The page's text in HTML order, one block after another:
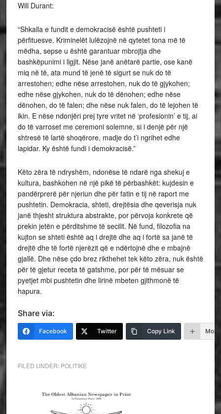
Will Durant:
“Shkalla e fundit e demokracisë është pushteti i
përfituesve. Kriminelët lulëzojnë në qytetet tona më të
mëdha, sepse u është garantuar mbrojtja dhe
bashkëpunimi i ligjit. Nëse janë anëtarë partie, ose kanë
miq në të, ata mund të jenë të sigurt se nuk do të
arrestohen; edhe nëse arrestohen, nuk do të gjykohen;
edhe nëse gjykohen, nuk do të dënohen; edhe nëse
dënohen, do të falen; dhe nëse nuk falen, do të lejohen të
ikin. E nëse ndonjëri prej tyre vritet në ‘profesionin’ e tij, ai
do të varroset me ceremoni solemne, si i denjë për një
shtresë të lartë shoqërore, madje do t’i ngrihet edhe
lapidar. Ky është fundi i demokracisë.”
Këto zëra të ndryshëm, ndonëse të ndarë nga shekuj e
kultura, bashkohen në një pikë të përbashkët: kujdesin e
pandërprerë për njeriun dhe për fatin e tij në raport me
pushtetin. Demokracia, shteti, drejtësia dhe qeverisja nuk
janë thjesht struktura abstrakte, por përvoja konkrete që
prekin jetën e përditshme të secilit. Në fund, filozofia na
kujton se shteti është aq i drejtë dhe aq i fortë sa janë të
drejtë dhe të fortë njerëzit që e ndërtojnë dhe e mbajnë
gjallë. Dhe nëse çdo brez rikthehet tek këto zëra, nuk është
për të gjetur receta të gatshme, por për të mësuar se
pyetjet mbi pushtetin dhe lirinë mbeten gjithmonë të
hapura.
Share via:
Facebook Twitter Copy Link More
FILED UNDER: POLITIKE